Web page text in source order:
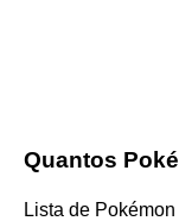
Quantos
Lista de